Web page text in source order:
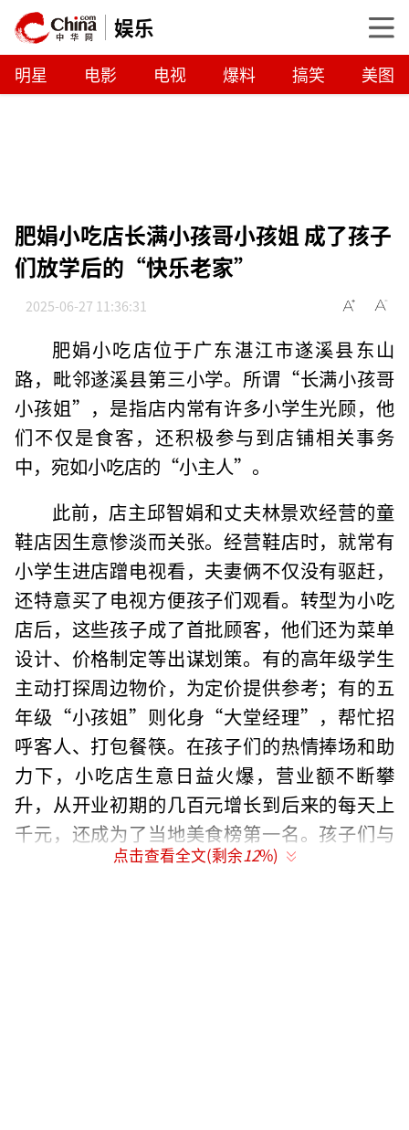
娱乐
明星 电影 电视 爆料 搞笑 美图
肥娟小吃店长满小孩哥小孩姐 成了孩子
们放学后的“快乐老家”
2025-06-27 11:36:31
肥娟小吃店位于广东湛江市遂溪县东山
路，毗邻遂溪县第三小学。所谓“长满小孩哥
小孩姐”，是指店内常有许多小学生光顾，他
们不仅是食客，还积极参与到店铺相关事务
中，宛如小吃店的“小主人”。
此前，店主邱智娟和丈夫林景欢经营的童
鞋店因生意惨淡而关张。经营鞋店时，就常有
小学生进店蹭电视看，夫妻俩不仅没有驱赶，
还特意买了电视方便孩子们观看。转型为小吃
店后，这些孩子成了首批顾客，他们还为菜单
设计、价格制定等出谋划策。有的高年级学生
主动打探周边物价，为定价提供参考；有的五
年级“小孩姐”则化身“大堂经理”，帮忙招
呼客人、打包餐筷。在孩子们的热情捧场和助
力下，小吃店生意日益火爆，营业额不断攀
升，从开业初期的几百元增长到后来的每天上
千元，还成为了当地美食榜第一名。孩子们与
店主夫妇相处融洽，这里成了孩子们放学后
点击查看全文(剩余12%)